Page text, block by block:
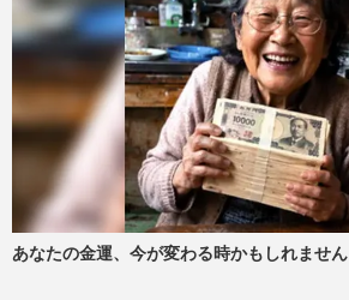
あなたの金運、今が変わる時かもしれません